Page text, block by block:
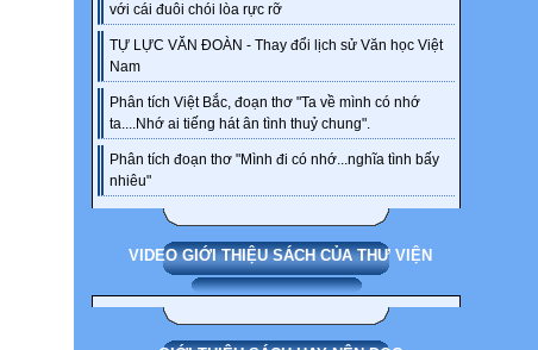
với cái đuôi chói lòa rực rỡ
TỰ LỰC VĂN ĐOÀN - Thay đổi lịch sử Văn học Việt
Nam
Phân tích Việt Bắc, đoạn thơ "Ta về mình có nhớ
ta....Nhớ ai tiếng hát ân tình thuỷ chung".
Phân tích đoạn thơ "Mình đi có nhớ...nghĩa tình bấy
nhiêu"
VIDEO GIỚI THIỆU SÁCH CỦA THƯ VIỆN